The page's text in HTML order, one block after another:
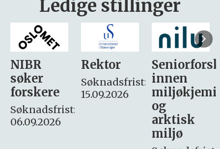
Ledige stillinger
Rektor
Søknadsfrist:
15.09.2026
Seniorforsker
innen
miljøkjemi
søker
– fast
Søknadsfrist:
16. august.